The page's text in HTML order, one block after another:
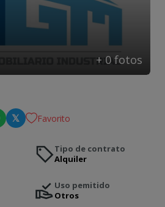
Contacto
+ 0 fotos
𝕏 Favorito
Tipo de contrato
Alquiler
Uso pemitido
Otros